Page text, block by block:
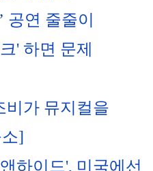
연 줄줄이
' 하면 문제
비가 뮤지컬을
]
하이드', 미국에선